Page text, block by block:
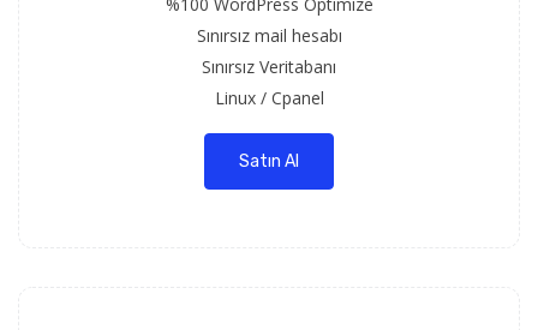
Sınırsız mail hesabı
Sınırsız Veritabanı
Linux / Cpanel
Satın Al